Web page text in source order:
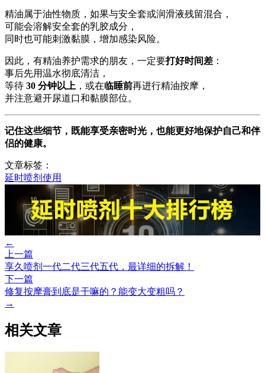
精油属于油性物质，如果与安全套或润滑液残留混合，
可能会溶解安全套的乳胶成分，
同时也可能刺激黏膜，增加感染风险。
因此，有精油养护需求的朋友，一定要打好时间差 ：
事后先用温水彻底清洁，
等待 30 分钟以上 ，或在临睡前再进行精油按摩，
并注意避开尿道口和黏膜部位。
记住这些细节，既能享受亲密时光，也能更好地保护自己和伴
侣的健康。
文章标签：
延时喷剂使用
←
上一篇
享久喷剂一代二代三代五代，最详细的拆解！
下一篇
修复按摩膏到底是干嘛的？能变大变粗吗？
→
相关文章